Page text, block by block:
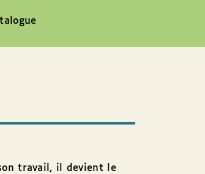
travail, il devient le